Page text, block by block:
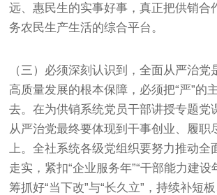
远、惠民生的实事好事，真正把供销合
务农民生产生活的综合平台。
（三）必须深刻认识到，全面从严治党
高质量发展的根本保障，必须把“严”的
去。在为供销系统党员干部讲授专题党
从严治党最终要体现到干事创业、履职
上。全社系统各级党组织要努力推动全
走实，紧扣“企业服务年”“干部能力建设
筹抓好“当下改”与“长久立”，持续补短